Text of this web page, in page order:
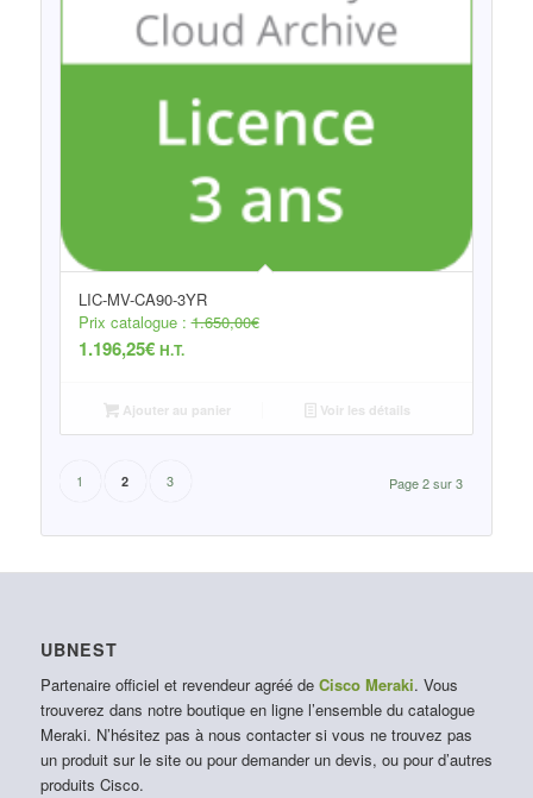
LIC-MV-CA90-3YR
Prix catalogue :1.650,00€
1.196,25€ H.T.
Ajouter au panier Voir les détails
Page 2 sur 3
1 2 3
UBNEST
Partenaire officiel et revendeur agréé de Cisco Meraki. Vous
trouverez dans notre boutique en ligne l’ensemble du catalogue
Meraki. N’hésitez pas à nous contacter si vous ne trouvez pas
un produit sur le site ou pour demander un devis, ou pour d’autres
produits Cisco.